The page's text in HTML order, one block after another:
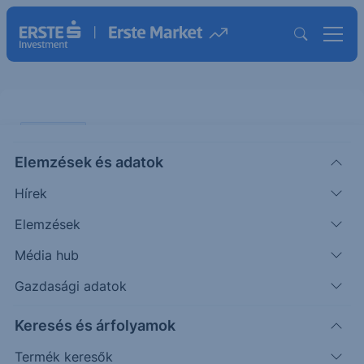
Elemzések és adatok
Hírek
Elemzések
Média hub
Gazdasági adatok
Keresés és árfolyamok
Termék keresők
kiskereskedelem az USA-ban
Az Egyesült Államokban a kiskereskedelmi
forgalom 0,6%-kal nőtt augusztusban az előző